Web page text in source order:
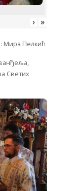
› »
Мира Пелкић
Светих